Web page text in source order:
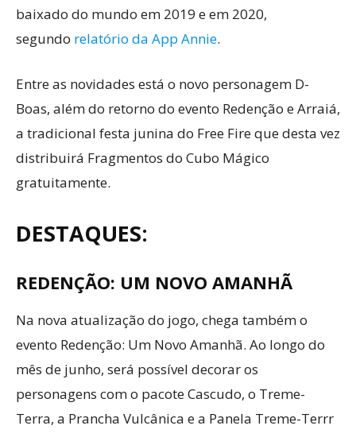
baixado do mundo em 2019 e em 2020,
segundo relatório da App Annie.
Entre as novidades está o novo personagem D-
Boas, além do retorno do evento Redenção e Arraiá,
a tradicional festa junina do Free Fire que desta vez
distribuirá Fragmentos do Cubo Mágico
gratuitamente.
DESTAQUES:
REDENÇÃO: UM NOVO AMANHÃ
Na nova atualização do jogo, chega também o
evento Redenção: Um Novo Amanhã. Ao longo do
mês de junho, será possível decorar os
personagens com o pacote Cascudo, o Treme-
Terra, a Prancha Vulcânica e a Panela Treme-Terrr